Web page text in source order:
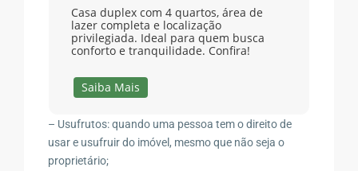
Casa duplex com 4 quartos, área de
lazer completa e localização
privilegiada. Ideal para quem busca
conforto e tranquilidade. Confira!
Saiba Mais
– Usufrutos: quando uma pessoa tem o direito de
usar e usufruir do imóvel, mesmo que não seja o
proprietário;